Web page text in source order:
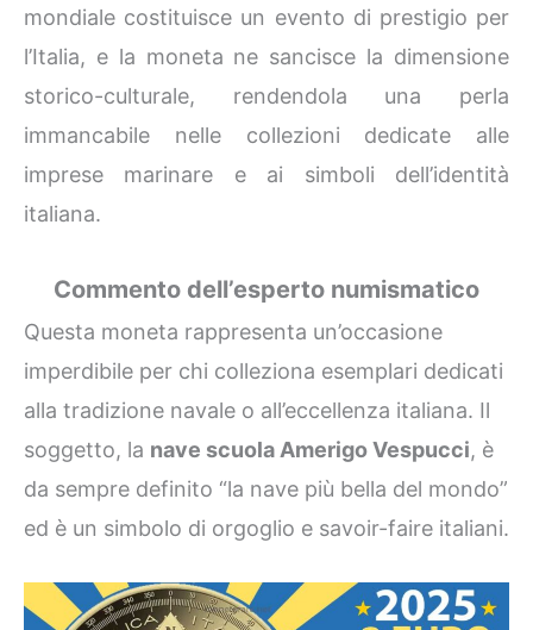
mondiale costituisce un evento di prestigio per
l’Italia, e la moneta ne sancisce la dimensione
storico-culturale, rendendola una perla
immancabile nelle collezioni dedicate alle
imprese marinare e ai simboli dell’identità
italiana.
Commento dell’esperto numismatico
Questa moneta rappresenta un’occasione
imperdibile per chi colleziona esemplari dedicati
alla tradizione navale o all’eccellenza italiana. Il
soggetto, la nave scuola Amerigo Vespucci, è
da sempre definito “la nave più bella del mondo”
ed è un simbolo di orgoglio e savoir-faire italiani.